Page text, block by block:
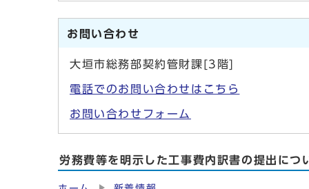
お問い合わせ
大垣市総務部契約管財課[3階]
電話でのお問い合わせはこちら
お問い合わせフォーム
労務費等を明示した工事費内訳書の提出につ